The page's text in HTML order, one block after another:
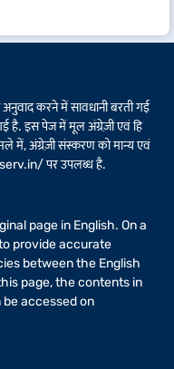
अनलिमिटेड NA
USA/कनाडा
प्लान
है, तो आपको OTT सब्सक्रिप्शन
करने में सावधानी बरती गई
है. इस पेज में मूल अंग्रेज़ी एवं हि
में, अंग्रेज़ी संस्करण को मान्य एवं
पर उपलब्ध है.
page in English. On a
provide accurate
between the English
page, the contents in
accessed on